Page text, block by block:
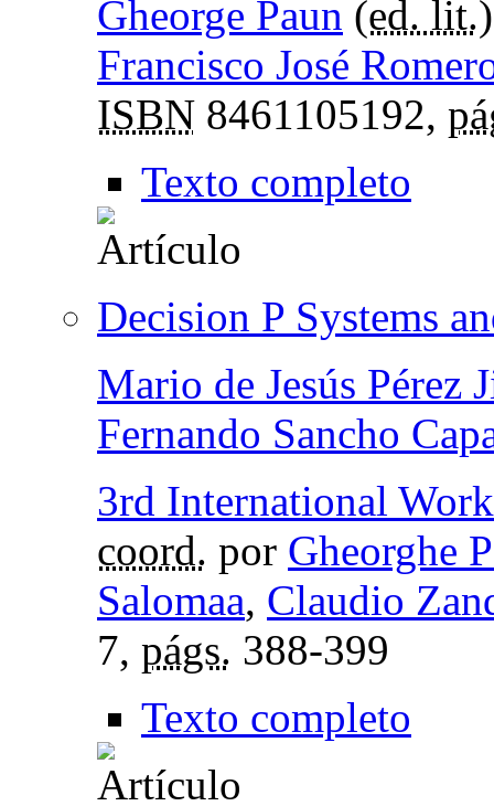
Gheorge Paun (ed. lit.
Francisco José
ISBN 8461105192,
Texto completo
Decision P Systems
Mario de Jesús Pérez
Fernando Sancho
3rd International
coord. por Gheorghe
Salomaa, Claudio
7, págs. 388-399
Texto completo